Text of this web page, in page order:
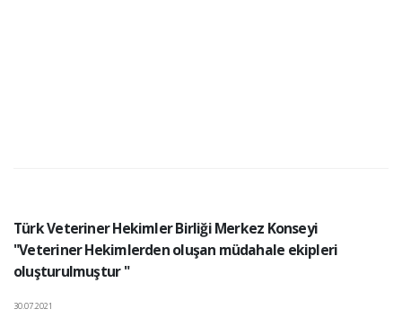
Türk Veteriner Hekimler Birliği Merkez Konseyi
"Veteriner Hekimlerden oluşan müdahale ekipleri
oluşturulmuştur "
30.07.2021